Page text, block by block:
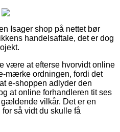
Isager shop på nettet bør
handelsaftale, det er dog
være at efterse hvorvidt online
mærke ordningen, fordi det
e-shoppen adlyder den
at online forhandleren tit ses
vilkår. Det er en
så vidt du skulle få